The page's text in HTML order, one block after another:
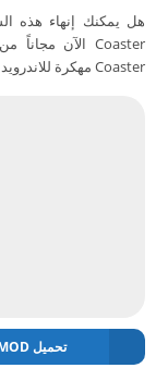
Coaster مهكرة للاندرويد 2024 – ابك دارويد
تحميل APK MOD